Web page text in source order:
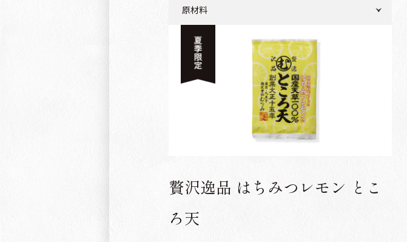
原材料
赤えんどう：赤えんどう、食塩、砂糖
黒みつ：黒糖（沖縄産)
贅沢逸品 はちみつレモン とこ
ろ天